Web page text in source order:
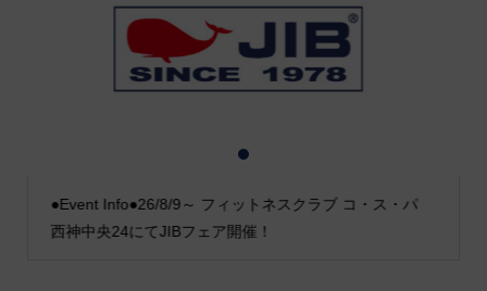
●Event Info●26/8/9～ フィットネスクラブ コ・ス・パ
西神中央24にてJIBフェア開催！
2